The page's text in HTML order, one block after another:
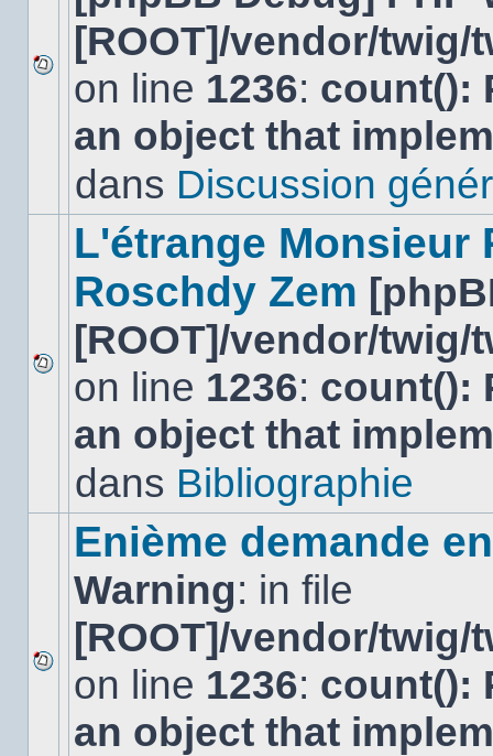
Aucun
nouveau
message
non-
dans
[ROOT]/vendor/
on line 1236: count():
an object that
dans Discussion
Aucun
nouveau
message
non-
dans
L'étrange Monsieur
Roschdy Zem
[ROOT]/vendor/
on line 1236: count():
an object that
dans Bibliographie
Aucun
nouveau
message
non-
Enième demande
Warning: in file
[ROOT]/vendor/
on line 1236: count():
an object that